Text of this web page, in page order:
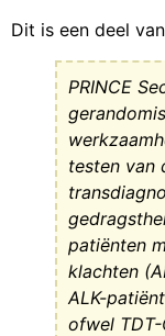
Dit is een deel
PRINCE
testen van
patiënten
klachten
ALK-
ofwel